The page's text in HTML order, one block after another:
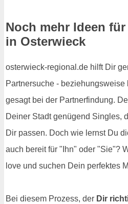
Noch mehr Ideen
in Osterwieck
osterwieck-regional.de hilft Dir
Partnersuche - beziehungsweise
gesagt bei der Partnerfindung.
Deiner Stadt genügend Singles,
Dir passen. Doch wie lernst Du
auch bereit für "Ihn" oder "Sie"?
love und suchen Dein perfektes
Bei diesem Prozess, der Dir